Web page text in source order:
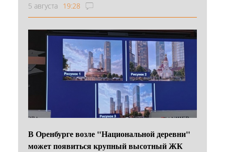
5 августа 19:28
В Оренбурге возле "Национальной деревни"
может появиться крупный высотный ЖК